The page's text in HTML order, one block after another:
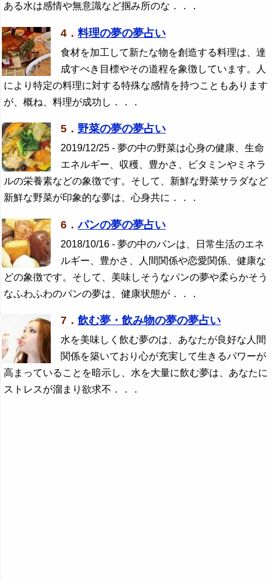
ある水は感情や無意識など掴み所のな．．．
4． 料理の夢の夢占い
食材を加工して新たな物を創造する料理は、達
成すべき目標やその道程を象徴しています。人
により特定の料理に対する特殊な感情を持つこともあります
が、概ね、料理が成功し．．．
5． 野菜の夢の夢占い
2019/12/25 - 夢の中の野菜は心身の健康、生命
エネルギー、収穫、豊かさ、ビタミンやミネラ
ルの栄養素などの象徴です。そして、新鮮な野菜サラダなど
新鮮な野菜が印象的な夢は、心身共に．．．
6．パンの夢の夢占い
2018/10/16 - 夢の中のパンは、日常生活のエネ
ルギー、豊かさ、人間関係や恋愛関係、健康な
どの象徴です。そして、美味しそうなパンの夢や柔らかそう
なふわふわのパンの夢は、健康状態が．．．
7． 飲む夢・飲み物の夢の夢占い
水を美味しく飲む夢のは、あなたが良好な人間
関係を築いており心が充実して生きるパワーが
高まっていることを暗示し、水を大量に飲む夢は、あなたに
ストレスが溜まり欲求不．．．